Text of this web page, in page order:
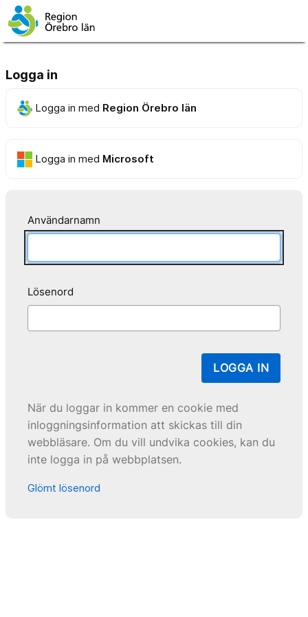
Logga in
Logga in med Region Örebro län
Logga in med Microsoft
Användarnamn
Lösenord
LOGGA IN
När du loggar in kommer en cookie med
inloggningsinformation att skickas till din
webbläsare. Om du vill undvika cookies, kan du
inte logga in på webbplatsen.
Glömt lösenord